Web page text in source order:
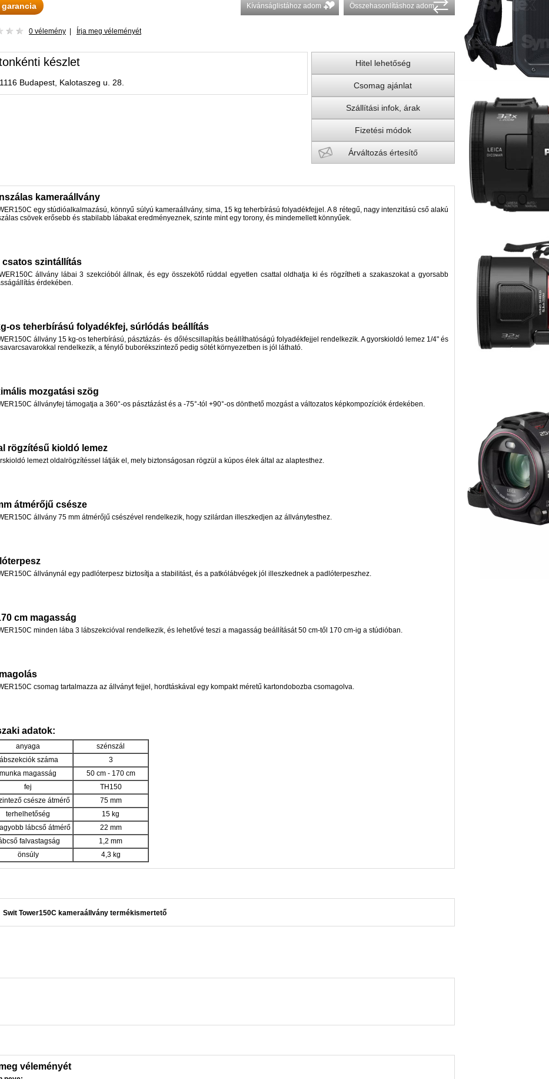
garancia Kívánságlistához adom Összehasonlításhoz adom
0 vélemény | Írja meg véleményét
készlet
1116 Budapest, Kalotaszeg u. 28.
Hitel lehetőség
Csomag ajánlat
Szállítási infok, árak
Fizetési módok
Árváltozás értesítő
kameraállvány
egy stúdióalkalmazású, könnyű súlyú kameraállvány, sima, 15 kg teherbírású folyadékfejjel. A 8 rétegű, nagy intenzitású cső alakú
csövek erősebb és stabilabb lábakat eredményeznek, szinte mint egy torony, és mindemellett könnyűek.
csatos szintállítás
állvány lábai 3 szekcióból állnak, és egy összekötő rúddal egyetlen csattal oldhatja ki és rögzítheti a szakaszokat a gyorsabb
érdekében.
os teherbírású folyadékfej, súrlódás beállítás
állvány 15 kg-os teherbírású, pásztázás- és dőléscsillapítás beállíthatóságú folyadékfejjel rendelkezik. A gyorskioldó lemez 1/4" és
rendelkezik, a fénylő buborékszintező pedig sötét környezetben is jól látható.
mozgatási szög
állványfej támogatja a 360°-os pásztázást és a -75°-tól +90°-os dönthető mozgást a változatos képkompozíciók érdekében.
rögzítésű kioldó lemez
lemezt oldalrögzítéssel látják el, mely biztonságosan rögzül a kúpos élek által az alaptesthez.
átmérőjű csésze
állvány 75 mm átmérőjű csészével rendelkezik, hogy szilárdan illeszkedjen az állványtesthez.
állványnál egy padlóterpesz biztosítja a stabilitást, és a patkólábvégek jól illeszkednek a padlóterpeszhez.
cm magasság
minden lába 3 lábszekcióval rendelkezik, és lehetővé teszi a magasság beállítását 50 cm-től 170 cm-ig a stúdióban.
csomag tartalmazza az állványt fejjel, hordtáskával egy kompakt méretű kartondobozba csomagolva.
adatok:
anyaga
szénszál
száma
3
munka magasság
50 cm - 170 cm
fej
TH150
csésze átmérő
75 mm
terhelhetőség
15 kg
lábcső átmérő
22 mm
falvastagság
1,2 mm
önsúly
4,3 kg
Swit Tower150C kameraállvány termékismertető
véleményét